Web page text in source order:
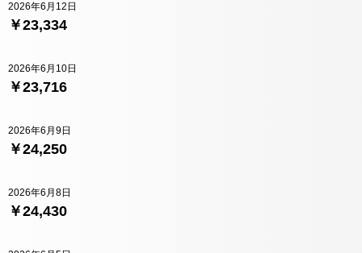
￥23,334
2026年6月12日
￥23,716
2026年6月10日
￥24,250
2026年6月9日
￥24,430
2026年6月8日